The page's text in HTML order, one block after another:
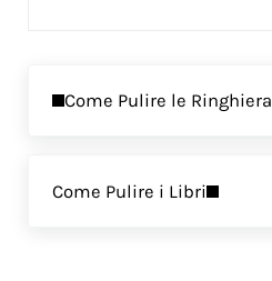
Come Pulire le Ringhiera
Come Pulire i Libri